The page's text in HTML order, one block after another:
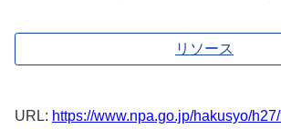
リソース
URL: https://www.npa.go.jp/hakusyo/